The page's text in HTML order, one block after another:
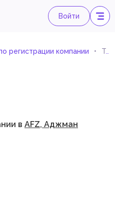
Войти
регистрации компании Торговля специализированными транспортными средствами (импорт и экспорт)
в AFZ, Аджман